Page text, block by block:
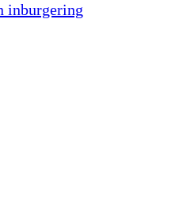
inburgering